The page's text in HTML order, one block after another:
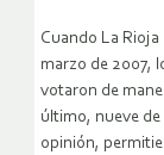
Cuando La
marzo de 2007,
votaron de
último, nueve
opinión,